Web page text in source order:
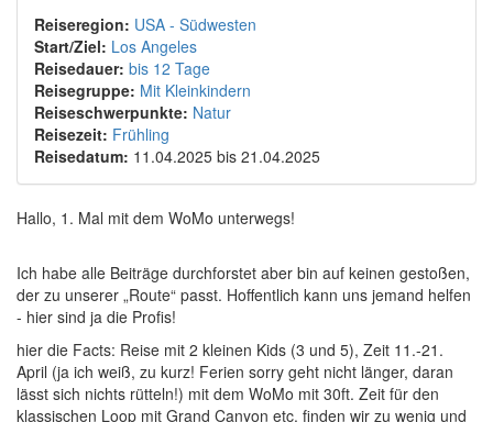
Reiseregion: USA - Südwesten
Start/Ziel: Los Angeles
Reisedauer: bis 12 Tage
Reisegruppe: Mit Kleinkindern
Reiseschwerpunkte: Natur
Reisezeit: Frühling
Reisedatum: 11.04.2025 bis 21.04.2025
Hallo, 1. Mal mit dem WoMo unterwegs!
Ich habe alle Beiträge durchforstet aber bin auf keinen gestoßen,
der zu unserer „Route“ passt. Hoffentlich kann uns jemand helfen
- hier sind ja die Profis!
hier die Facts: Reise mit 2 kleinen Kids (3 und 5), Zeit 11.-21.
April (ja ich weiß, zu kurz! Ferien sorry geht nicht länger, daran
lässt sich nichts rütteln!) mit dem WoMo mit 30ft. Zeit für den
klassischen Loop mit Grand Canyon etc. finden wir zu wenig und